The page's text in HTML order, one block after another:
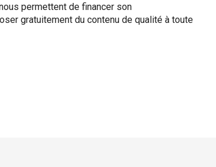
permettent de financer son
gratuitement du contenu de qualité à toute